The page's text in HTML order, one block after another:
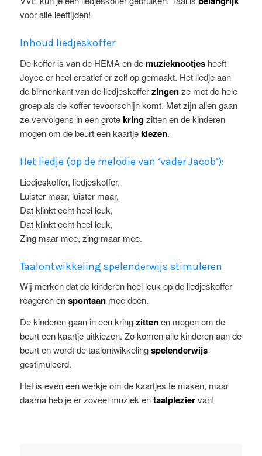
voor alle leeftijden!
Inhoud liedjeskoffer
De koffer is van de HEMA en demuzieknootjesheeft
Joyce er heel creatief er zelf op gemaakt. Het liedje aan
de binnenkant van de liedjeskofferzingenze met de hele
groep als de koffer tevoorschijn komt. Met zijn allen gaan
ze vervolgens in een grotekringzitten en de kinderen
mogen om de beurt een kaartjekiezen.
Het liedje (op de melodie van ‘vader Jacob’):
Liedjeskoffer, liedjeskoffer,
Luister maar, luister maar,
Dat klinkt echt heel leuk,
Dat klinkt echt heel leuk,
Zing maar mee, zing maar mee.
Taalontwikkeling spelenderwijs stimuleren
Wij merken dat de kinderen heel leuk op de liedjeskoffer
reageren enspontaanmee doen.
De kinderen gaan in een kringzittenen mogen om de
beurt een kaartje uitkiezen. Zo komen alle kinderen aan de
beurt en wordt de taalontwikkelingspelenderwijs
gestimuleerd.
Het is even een werkje om de kaartjes te maken, maar
daarna heb je er zoveel muziek entaalpleziervan!